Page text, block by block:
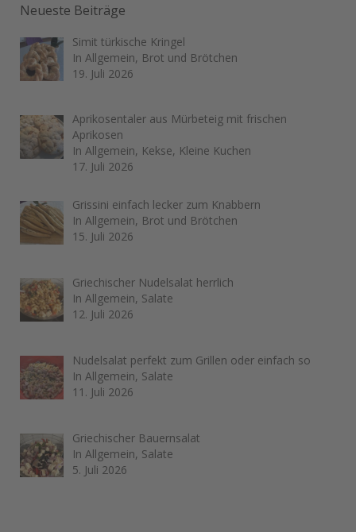
Neueste Beiträge
Simit türkische Kringel
In Allgemein, Brot und Brötchen
19. Juli 2026
Aprikosentaler aus Mürbeteig mit frischen
Aprikosen
In Allgemein, Kekse, Kleine Kuchen
17. Juli 2026
Grissini einfach lecker zum Knabbern
In Allgemein, Brot und Brötchen
15. Juli 2026
Griechischer Nudelsalat herrlich
In Allgemein, Salate
12. Juli 2026
Nudelsalat perfekt zum Grillen oder einfach so
In Allgemein, Salate
11. Juli 2026
Griechischer Bauernsalat
In Allgemein, Salate
5. Juli 2026